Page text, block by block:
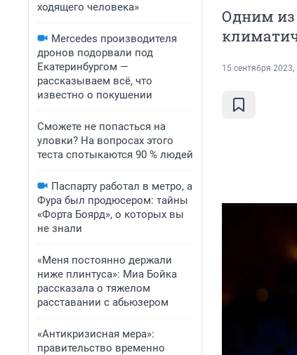
ходящего человека»
Mercedes производителя
дронов подорвали под
Екатеринбургом —
рассказываем всё, что
известно о покушении
Сможете не попасться на
уловки? На вопросах этого
теста спотыкаются 90 % людей
Паспарту работал в метро, а
Фура был продюсером: тайны
«Форта Боярд», о которых вы
не знали
«Меня постоянно держали
ниже плинтуса»: Миа Бойка
рассказала о тяжелом
расставании с абьюзером
«Антикризисная мера»:
правительство временно
Одним из
15 сентября 2023,